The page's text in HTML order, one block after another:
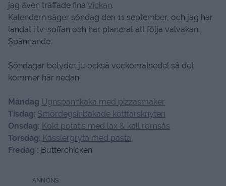
jag även träffade fina Vickan.
Kalendern säger söndag den 11 september, och jag har
landat i tv-soffan och har planerat att följa valvakan.
Spännande.
Söndagar betyder ju också veckomatsedel så det
kommer här nedan.
Måndag Ugnspannkaka med pizzasmaker
Tisdag: Smördegsinbakade köttfärsknyten
Onsdag: Kokt potatis med lax & kall romsås
Torsdag: Kasslergryta med pasta
Fredag : Butterchicken